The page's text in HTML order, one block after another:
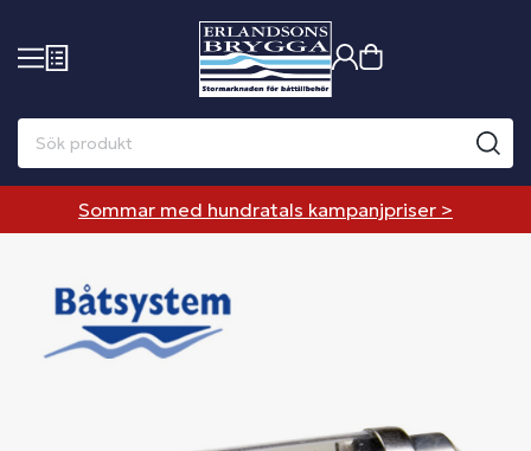
Sommar med hundratals kampanjpriser >